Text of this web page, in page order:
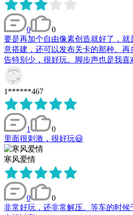
0
0
要是再加个自由像素创造就好了，
意搭建，还可以发布关卡的那种。
告特别少，很好玩。脚步声也是我喜
1******467
1
0
里面很刺激，很好玩😃
寒风爱情
0
0
非常好玩，还非常解压。等车的时